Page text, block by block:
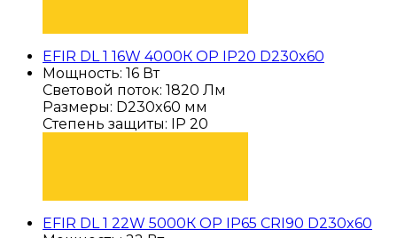
EFIR DL 1 16W 4000К OP IP20 D230x60
Мощность: 16 Вт
Световой поток: 1820 Лм
Размеры: D230x60 мм
Степень защиты: IP 20
EFIR DL 1 22W 5000К OP IP65 CRI90 D230x60